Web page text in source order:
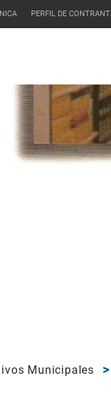
PERFIL DE
Municipales